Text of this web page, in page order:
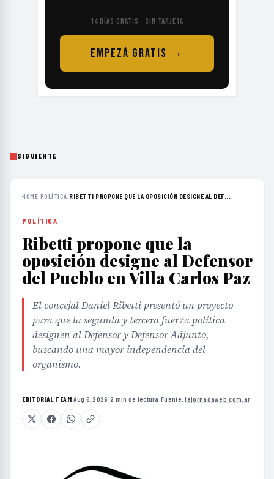
14 DÍAS GRATIS · SIN TARJETA
EMPEZÁ GRATIS →
SIGUIENTE
HOME›POLÍTICA›RIBETTI PROPONE QUE LA OPOSICIÓN DESIGNE AL DEF...
POLÍTICA
Ribetti propone que la
oposición designe al Defensor
del Pueblo en Villa Carlos Paz
El concejal Daniel Ribetti presentó un proyecto
para que la segunda y tercera fuerza política
designen al Defensor y Defensor Adjunto,
buscando una mayor independencia del
organismo.
EDITORIAL TEAM·Aug 6, 2026 ·2 min de lectura ·Fuente:lajornadaweb.com.ar